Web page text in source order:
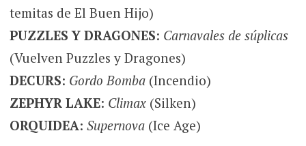
temitas de El Buen Hijo)
PUZZLES Y DRAGONES: Carnavales de súplicas
(Vuelven Puzzles y Dragones)
DECURS: Gordo Bomba(Incendio)
ZEPHYR LAKE: Climax(Silken)
ORQUIDEA: Supernova(Ice Age)